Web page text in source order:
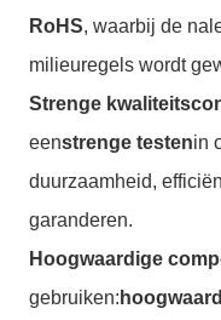
RoHS, waarbij de
milieuregels wordt
Strenge
eenstrenge testenin
duurzaamheid,
garanderen.
Hoogwaardige
gebruiken: